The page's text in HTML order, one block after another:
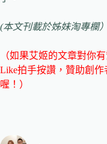
(本文刊載於姊妹淘專欄）
（如果艾姬的文章對你
Like拍手按讚，贊助創
喔！）